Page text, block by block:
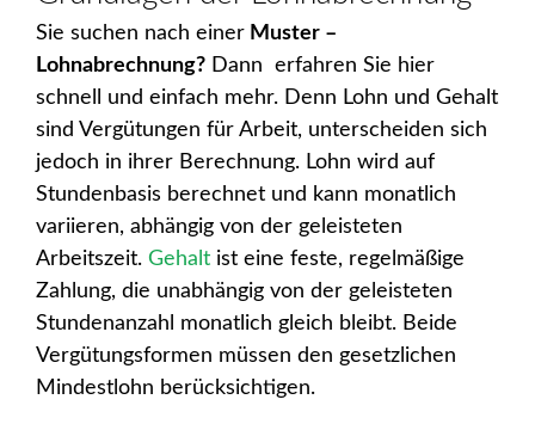
Sie suchen nach einer Muster –
Lohnabrechnung? Dann erfahren Sie hier
schnell und einfach mehr. Denn Lohn und Gehalt
sind Vergütungen für Arbeit, unterscheiden sich
jedoch in ihrer Berechnung. Lohn wird auf
Stundenbasis berechnet und kann monatlich
variieren, abhängig von der geleisteten
Arbeitszeit. Gehalt ist eine feste, regelmäßige
Zahlung, die unabhängig von der geleisteten
Stundenanzahl monatlich gleich bleibt. Beide
Vergütungsformen müssen den gesetzlichen
Mindestlohn berücksichtigen.